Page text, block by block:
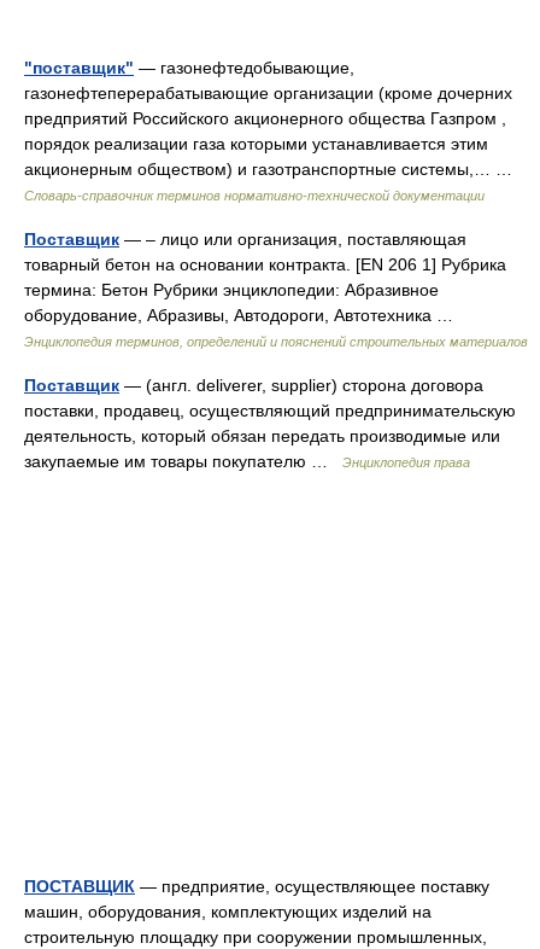
"поставщик" — газонефтедобывающие,
газонефтеперерабатывающие организации (кроме дочерних
предприятий Российского акционерного общества Газпром ,
порядок реализации газа которыми устанавливается этим
акционерным обществом) и газотранспортные системы,… …
Словарь-справочник терминов нормативно-технической документации
Поставщик — – лицо или организация, поставляющая
товарный бетон на основании контракта. [EN 206 1] Рубрика
термина: Бетон Рубрики энциклопедии: Абразивное
оборудование, Абразивы, Автодороги, Автотехника …
Энциклопедия терминов, определений и пояснений строительных материалов
Поставщик — (англ. deliverer, supplier) сторона договора
поставки, продавец, осуществляющий предпринимательскую
деятельность, который обязан передать производимые или
закупаемые им товары покупателю …
Энциклопедия права
ПОСТАВЩИК — предприятие, осуществляющее поставку
машин, оборудования, комплектующих изделий на
строительную площадку при сооружении промышленных,